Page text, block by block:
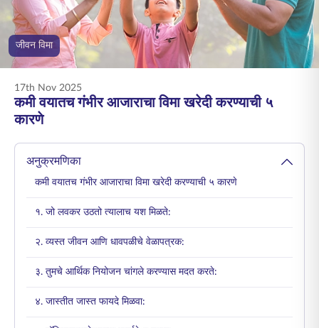
ENGLISH
ऑनलाइन खरेदी करा प्रीमियम भरा
जीवन विमा
17th Nov 2025
कमी वयातच गंभीर आजाराचा विमा खरेदी करण्याची ५
कारणे
अनुक्रमणिका
कमी वयातच गंभीर आजाराचा विमा खरेदी करण्याची ५ कारणे
१. जो लवकर उठतो त्यालाच यश मिळते:
२. व्यस्त जीवन आणि धावपळीचे वेळापत्रक:
३. तुमचे आर्थिक नियोजन चांगले करण्यास मदत करते:
४. जास्तीत जास्त फायदे मिळवा: